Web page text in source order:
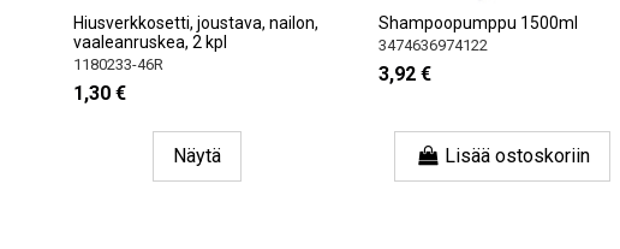
Hiusverkkosetti, joustava, nailon,
vaaleanruskea, 2 kpl
1180233-46R
1,30 €
Näytä
Shampoopumppu 1500ml
3474636974122
3,92 €
Lisää ostoskoriin